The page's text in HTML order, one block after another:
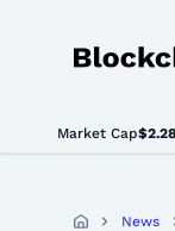
Market Cap
News